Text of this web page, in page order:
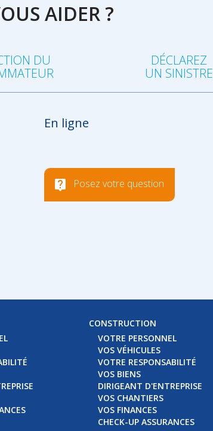
AIDER ?
DU
DÉCLAREZ
UN SINISTRE
En ligne
Posez votre question
CONSTRUCTION
VOTRE PERSONNEL
VOS VÉHICULES
VOTRE RESPONSABILITÉ
VOS BIENS
DIRIGEANT D'ENTREPRISE
VOS CHANTIERS
VOS FINANCES
CHECK-UP ASSURANCES